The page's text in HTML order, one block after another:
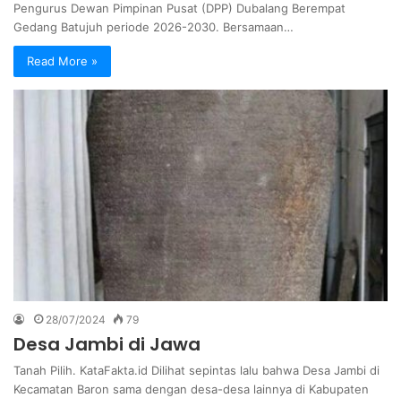
Pengurus Dewan Pimpinan Pusat (DPP) Dubalang Berempat
Gedang Batujuh periode 2026-2030. Bersamaan…
Read More »
28/07/2024 79
Desa Jambi di Jawa
Tanah Pilih. KataFakta.id Dilihat sepintas lalu bahwa Desa Jambi di
Kecamatan Baron sama dengan desa-desa lainnya di Kabupaten